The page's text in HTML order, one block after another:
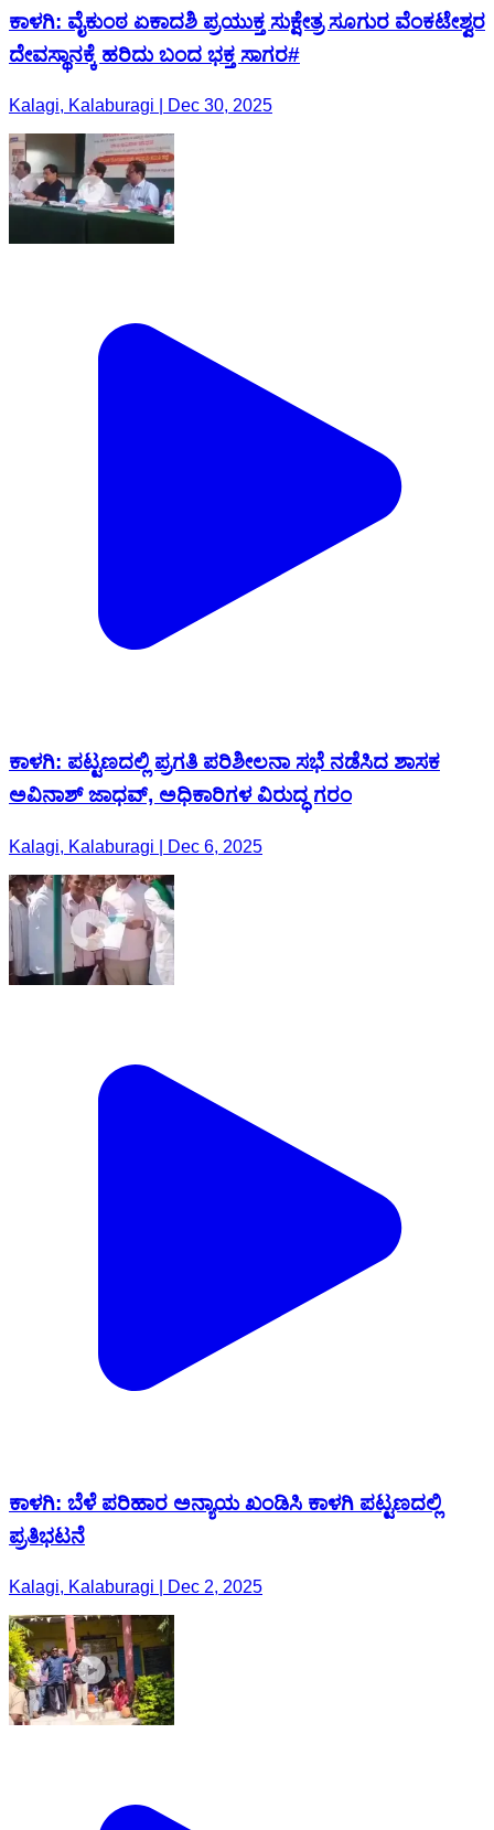
ಕಾಳಗಿ: ವೈಕುಂಠ ಏಕಾದಶಿ ಪ್ರಯುಕ್ತ ಸುಕ್ಷೇತ್ರ ಸೂಗುರ ವೆಂಕಟೇಶ್ವರ
ದೇವಸ್ಥಾನಕ್ಕೆ ಹರಿದು ಬಂದ ಭಕ್ತ ಸಾಗರ#
Kalagi, Kalaburagi | Dec 30, 2025
ಕಾಳಗಿ: ಪಟ್ಟಣದಲ್ಲಿ ಪ್ರಗತಿ ಪರಿಶೀಲನಾ ಸಭೆ ನಡೆಸಿದ ಶಾಸಕ
ಅವಿನಾಶ್ ಜಾಧವ್, ಅಧಿಕಾರಿಗಳ ವಿರುದ್ಧ ಗರಂ
Kalagi, Kalaburagi | Dec 6, 2025
ಕಾಳಗಿ: ಬೆಳೆ ಪರಿಹಾರ ಅನ್ಯಾಯ ಖಂಡಿಸಿ ಕಾಳಗಿ ಪಟ್ಟಣದಲ್ಲಿ
ಪ್ರತಿಭಟನೆ
Kalagi, Kalaburagi | Dec 2, 2025